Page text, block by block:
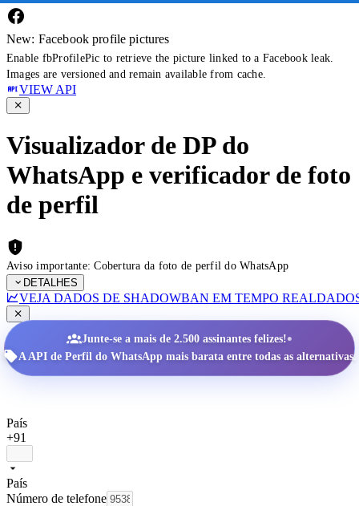
New: Facebook profile pictures
Enable fbProfilePic to retrieve the picture linked to a Facebook leak.
Images are versioned and remain available from cache.
VIEW API
Visualizador de DP do
WhatsApp e verificador de foto
de perfil
Aviso importante: Cobertura da foto de perfil do WhatsApp
DETALHES
VEJA DADOS DE SHADOWBAN EM TEMPO REAL
Junte-se a mais de 2.500 assinantes felizes!•
A API de Perfil do WhatsApp mais barata entre todas as alternativas.
País
+91
País
Número de telefone